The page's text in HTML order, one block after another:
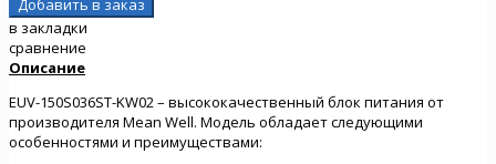
в закладки
сравнение
Описание
EUV-150S036ST-KW02 – высококачественный блок питания от
производителя Mean Well. Модель обладает следующими
особенностями и преимуществами: